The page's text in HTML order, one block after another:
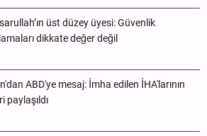
üst düzey üyesi: Güvenlik
dikkate değer değil
ABD'ye mesaj: İmha edilen İHA'larının
paylaşıldı